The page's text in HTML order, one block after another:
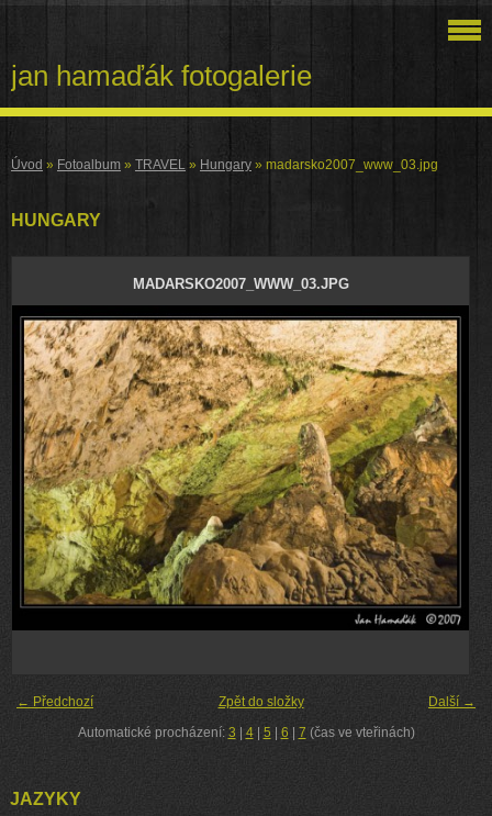
jan hamaďák fotogalerie
Úvod » Fotoalbum » TRAVEL » Hungary » madarsko2007_www_03.jpg
HUNGARY
MADARSKO2007_WWW_03.JPG
← Předchozí Další →
Zpět do složky
Automatické procházení: 3 | 4| 5 | 6 | 7 (čas ve vteřinách)
JAZYKY